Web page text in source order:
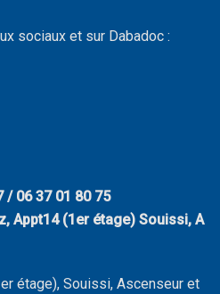
sociaux et sur Dabadoc :
/ 06 37 01 80 75
Appt14 (1er étage) Souissi, A
étage), Souissi, Ascenseur et